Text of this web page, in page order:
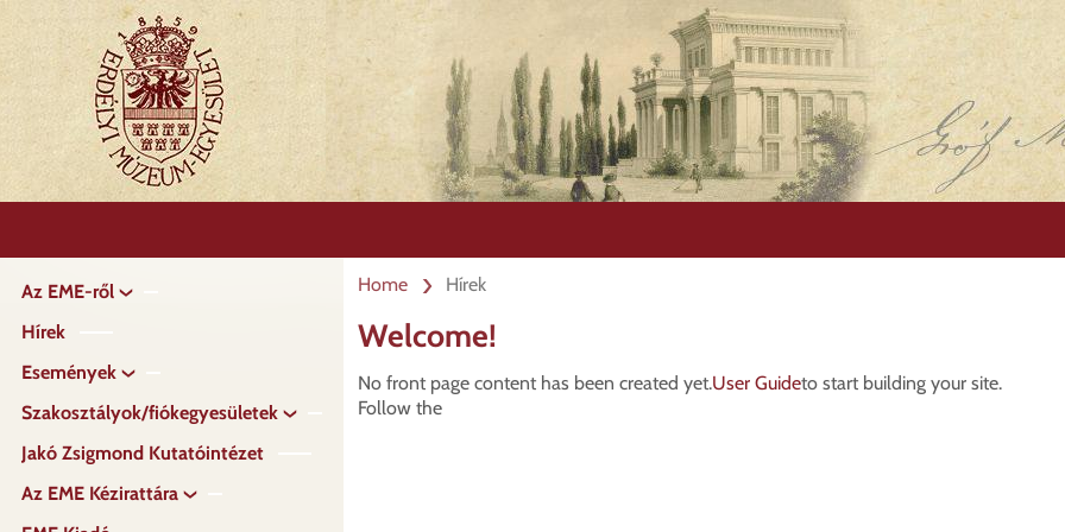
to
main
content
Home Hírek
Welcome!
No front page content has been created yet.
Follow the
User Guideto start building your site.
Fő
navigáció
Az EME-ről
Hírek
Események
Szakosztályok/fiókegyesületek
Jakó Zsigmond Kutatóintézet
Az EME Kézirattára